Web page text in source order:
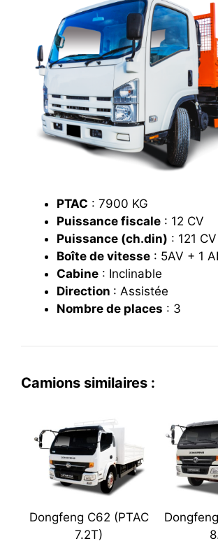
PTAC : 7900 KG
Puissance fiscale : 12 CV
Puissance (ch.din) : 121 CV
Boîte de vitesse : 5AV + 1
Cabine : Inclinable
Direction : Assistée
Nombre de places : 3
Camions similaires :
Dongfeng C62 (PTAC
7.2T)